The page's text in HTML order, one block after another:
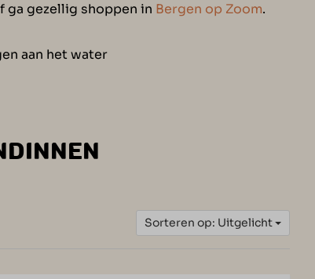
ga gezellig shoppen in Bergen op Zoom.
aan het water
Sorteren op: Uitgelicht